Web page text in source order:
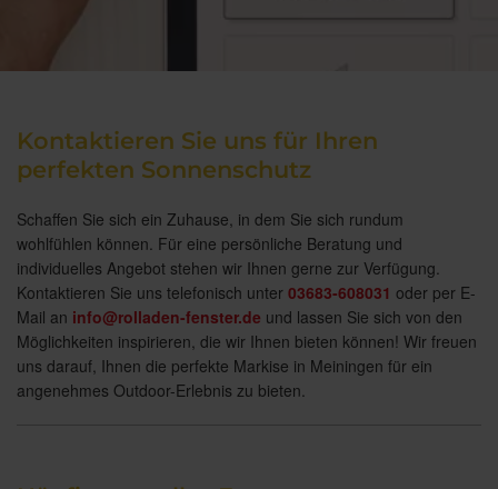
Kontaktieren Sie uns für Ihren
perfekten Sonnenschutz
Schaffen Sie sich ein Zuhause, in dem Sie sich rundum
wohlfühlen können. Für eine persönliche Beratung und
individuelles Angebot stehen wir Ihnen gerne zur Verfügung.
Kontaktieren Sie uns telefonisch unter 03683-608031 oder per E-
Mail an info@rolladen-fenster.de und lassen Sie sich von den
Möglichkeiten inspirieren, die wir Ihnen bieten können! Wir freuen
uns darauf, Ihnen die perfekte Markise in Meiningen für ein
angenehmes Outdoor-Erlebnis zu bieten.